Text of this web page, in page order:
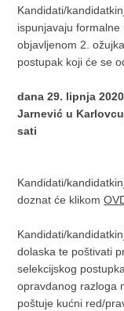
Kandidati/
ispunjavaju
objavljenom 2.
postupak koji će se
dana 29. lipnja
Jarnević u
sati
Kandidati/
doznat će klikom
Kandidati/
dolaska te poštivati
selekcijskog
opravdanog razloga
poštuje kućni red/